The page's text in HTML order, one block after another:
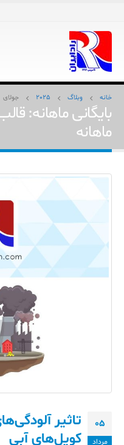
خانه وبلاگ 2025 جولای
بایگانی ماهانه:
ماهانه
05
مرداد
تاثیر
کویل‌های آبی